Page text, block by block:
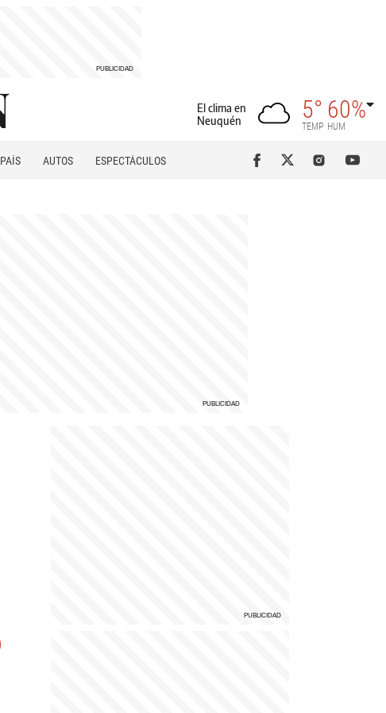
El clima en
Neuquén
5°
TEMP
60%
HUM
PAÍS AUTOS
ESPECTÁCULOS